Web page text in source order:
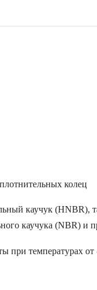
колец
каучук
каучука (NBR)
при температурах